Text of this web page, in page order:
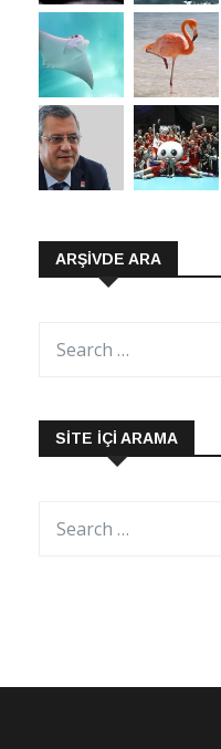
ARŞIVDE ARA
SITE İÇI ARAMA